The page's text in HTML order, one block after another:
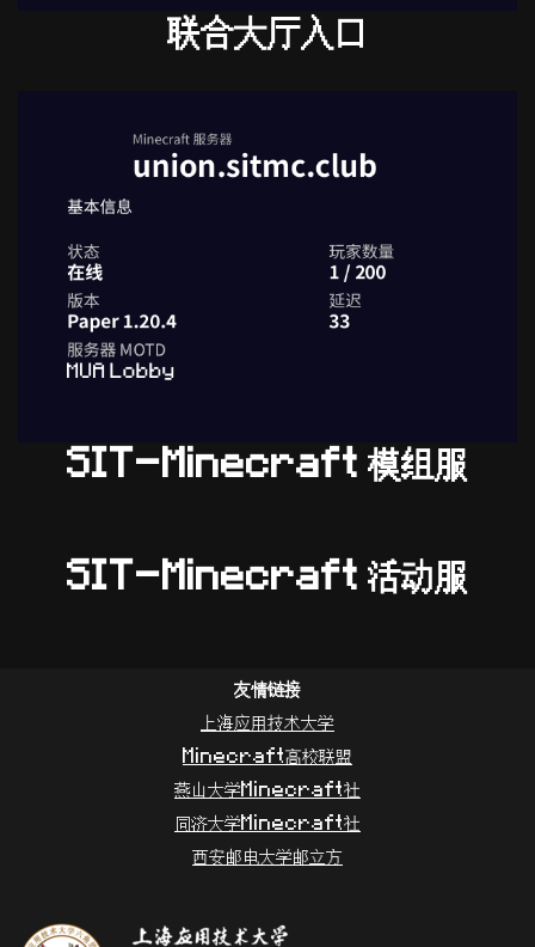
联合大厅入口
SIT-Minecraft 模组服
SIT-Minecraft 活动服
友情链接
上海应用技术大学
Minecraft高校联盟
燕山大学Minecraft社
同济大学Minecraft社
西安邮电大学邮立方